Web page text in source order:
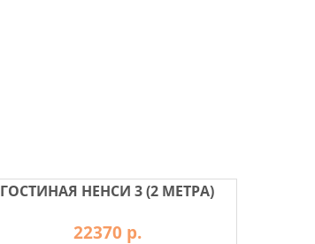
ГОСТИНАЯ НЕНСИ 3 (2 МЕТРА)
22370 р.